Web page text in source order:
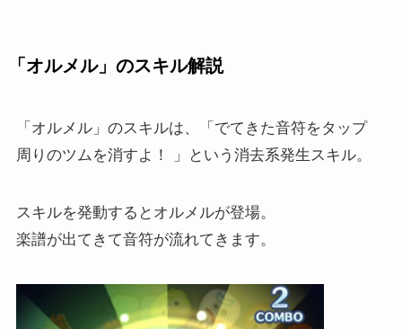
「オルメル」のスキル解説
「オルメル」のスキルは、「でてきた音符をタップ
周りのツムを消すよ！ 」という消去系発生スキル。
スキルを発動するとオルメルが登場。
楽譜が出てきて音符が流れてきます。